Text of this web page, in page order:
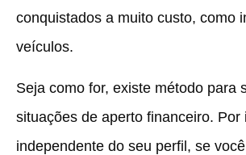
conquistados a muito custo, como
veículos.
Seja como for, existe método para
situações de aperto financeiro. Por
independente do seu perfil, se